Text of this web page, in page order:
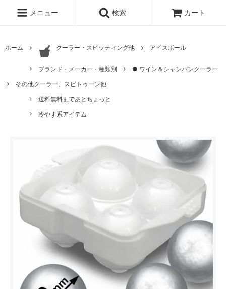
メニュー 検索 カート
ホーム クーラー・スピッティング他 アイスボール
ブランド・メーカー・種類別
● ワイン＆シャンパンクーラー
その他クーラー、スピトゥーン他
送料無料まであとちょっと
冷やす系アイテム